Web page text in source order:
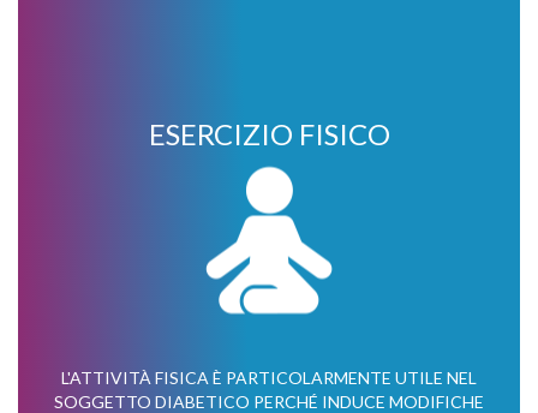
ESERCIZIO FISICO
L'ATTIVITÀ FISICA È PARTICOLARMENTE UTILE NEL
SOGGETTO DIABETICO PERCHÉ INDUCE MODIFICHE